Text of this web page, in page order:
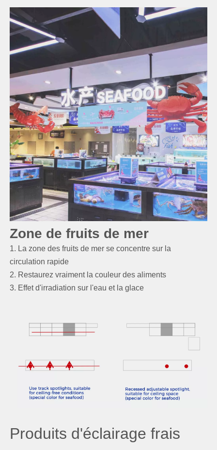
Zone de fruits de mer
1. La zone des fruits de mer se concentre sur la
circulation rapide
2. Restaurez vraiment la couleur des aliments
3. Effet d'irradiation sur l'eau et la glace
Produits d'éclairage frais